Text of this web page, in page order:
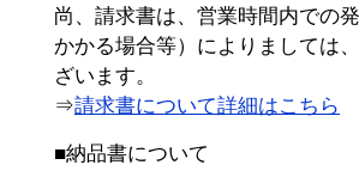
尚、請求書は、営業時間内での
かかる場合等）によりましては
ざいます。
⇒請求書について詳細はこちら
■納品書について